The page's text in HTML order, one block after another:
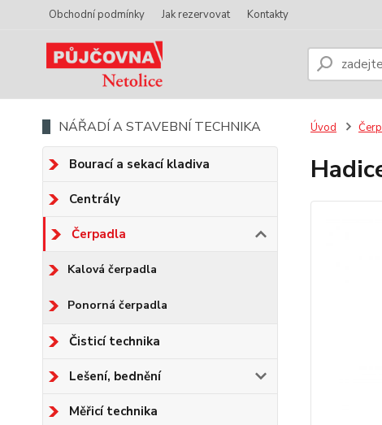
Obchodní podmínky Jak rezervovat Kontakty
NÁŘADÍ A STAVEBNÍ TECHNIKA
Bourací a sekací kladiva
Centrály
Čerpadla
Kalová čerpadla
Ponorná čerpadla
Čisticí technika
Lešení, bednění
Měřicí technika
Úvod